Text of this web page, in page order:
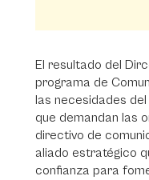
El resultado del
programa de
las necesidades
que demandan las
directivo de
aliado estratégico
confianza para